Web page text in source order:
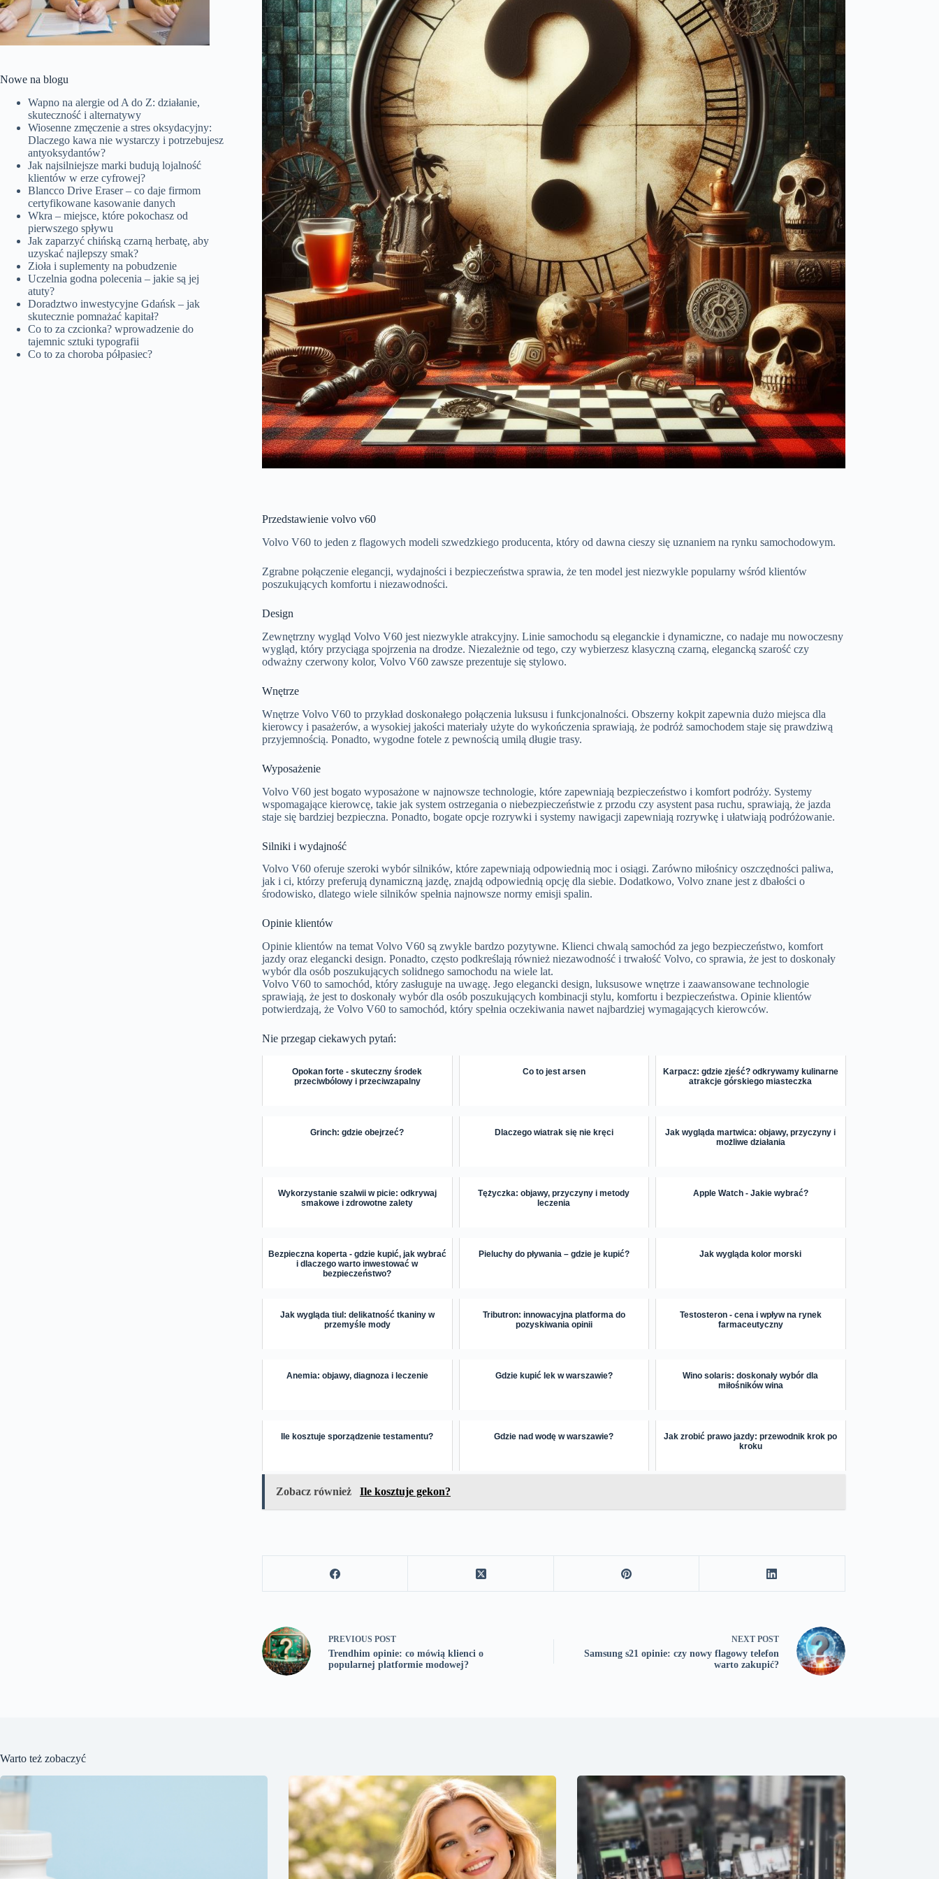
Przedstawienie volvo v60
Volvo V60 to jeden z flagowych modeli szwedzkiego producenta, który od dawna cieszy się uznaniem na rynku samochodowym.
Zgrabne połączenie elegancji, wydajności i bezpieczeństwa sprawia, że ten model jest niezwykle popularny wśród klientów
poszukujących komfortu i niezawodności.
Design
Zewnętrzny wygląd Volvo V60 jest niezwykle atrakcyjny. Linie samochodu są eleganckie i dynamiczne, co nadaje mu nowoczesny
wygląd, który przyciąga spojrzenia na drodze. Niezależnie od tego, czy wybierzesz klasyczną czarną, elegancką szarość czy
odważny czerwony kolor, Volvo V60 zawsze prezentuje się stylowo.
Wnętrze
Wnętrze Volvo V60 to przykład doskonałego połączenia luksusu i funkcjonalności. Obszerny kokpit zapewnia dużo miejsca dla
kierowcy i pasażerów, a wysokiej jakości materiały użyte do wykończenia sprawiają, że podróż samochodem staje się prawdziwą
przyjemnością. Ponadto, wygodne fotele z pewnością umilą długie trasy.
Wyposażenie
Volvo V60 jest bogato wyposażone w najnowsze technologie, które zapewniają bezpieczeństwo i komfort podróży. Systemy
wspomagające kierowcę, takie jak system ostrzegania o niebezpieczeństwie z przodu czy asystent pasa ruchu, sprawiają, że jazda
staje się bardziej bezpieczna. Ponadto, bogate opcje rozrywki i systemy nawigacji zapewniają rozrywkę i ułatwiają podróżowanie.
Silniki i wydajność
Volvo V60 oferuje szeroki wybór silników, które zapewniają odpowiednią moc i osiągi. Zarówno miłośnicy oszczędności paliwa,
jak i ci, którzy preferują dynamiczną jazdę, znajdą odpowiednią opcję dla siebie. Dodatkowo, Volvo znane jest z dbałości o
środowisko, dlatego wiele silników spełnia najnowsze normy emisji spalin.
Opinie klientów
Opinie klientów na temat Volvo V60 są zwykle bardzo pozytywne. Klienci chwalą samochód za jego bezpieczeństwo, komfort
jazdy oraz elegancki design. Ponadto, często podkreślają również niezawodność i trwałość Volvo, co sprawia, że jest to doskonały
wybór dla osób poszukujących solidnego samochodu na wiele lat.
Volvo V60 to samochód, który zasługuje na uwagę. Jego elegancki design, luksusowe wnętrze i zaawansowane technologie
sprawiają, że jest to doskonały wybór dla osób poszukujących kombinacji stylu, komfortu i bezpieczeństwa. Opinie klientów
potwierdzają, że Volvo V60 to samochód, który spełnia oczekiwania nawet najbardziej wymagających kierowców.
Nie przegap ciekawych pytań:
Opokan forte - skuteczny środek
przeciwbólowy i przeciwzapalny
Co to jest arsen
Karpacz: gdzie zjeść? odkrywamy kulinarne
atrakcje górskiego miasteczka
Grinch: gdzie obejrzeć? Dlaczego wiatrak się nie kręci
Jak wygląda martwica: objawy, przyczyny i
możliwe działania
Wykorzystanie szalwii w picie: odkrywaj
smakowe i zdrowotne zalety
Tężyczka: objawy, przyczyny i metody
leczenia
Apple Watch - Jakie wybrać?
Bezpieczna koperta - gdzie kupić, jak wybrać
i dlaczego warto inwestować w
bezpieczeństwo?
Pieluchy do pływania – gdzie je kupić? Jak wygląda kolor morski
Jak wygląda tiul: delikatność tkaniny w
przemyśle mody
Tributron: innowacyjna platforma do
pozyskiwania opinii
Testosteron - cena i wpływ na rynek
farmaceutyczny
Anemia: objawy, diagnoza i leczenie Gdzie kupić lek w warszawie?
Wino solaris: doskonały wybór dla
miłośników wina
Ile kosztuje sporządzenie testamentu? Gdzie nad wodę w warszawie?
Jak zrobić prawo jazdy: przewodnik krok po
kroku
Zobacz również Ile kosztuje gekon?
PREVIOUS POST
Trendhim opinie: co mówią klienci o
popularnej platformie modowej?
NEXT POST
Samsung s21 opinie: czy nowy flagowy telefon
warto zakupić?
Nowe na blogu
Wapno na alergie od A do Z: działanie,
skuteczność i alternatywy
Wiosenne zmęczenie a stres oksydacyjny:
Dlaczego kawa nie wystarczy i potrzebujesz
antyoksydantów?
Jak najsilniejsze marki budują lojalność
klientów w erze cyfrowej?
Blancco Drive Eraser – co daje firmom
certyfikowane kasowanie danych
Wkra – miejsce, które pokochasz od
pierwszego spływu
Jak zaparzyć chińską czarną herbatę, aby
uzyskać najlepszy smak?
Zioła i suplementy na pobudzenie
Uczelnia godna polecenia – jakie są jej
atuty?
Doradztwo inwestycyjne Gdańsk – jak
skutecznie pomnażać kapitał?
Co to za czcionka? wprowadzenie do
tajemnic sztuki typografii
Co to za choroba półpasiec?
Warto też zobaczyć